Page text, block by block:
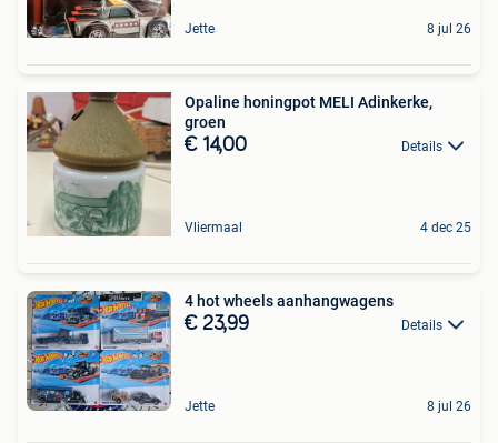
Jette 8 jul 26
Opaline honingpot MELI Adinkerke,
groen
€ 14,00 Details
Vliermaal 4 dec 25
4 hot wheels aanhangwagens
€ 23,99 Details
Jette 8 jul 26